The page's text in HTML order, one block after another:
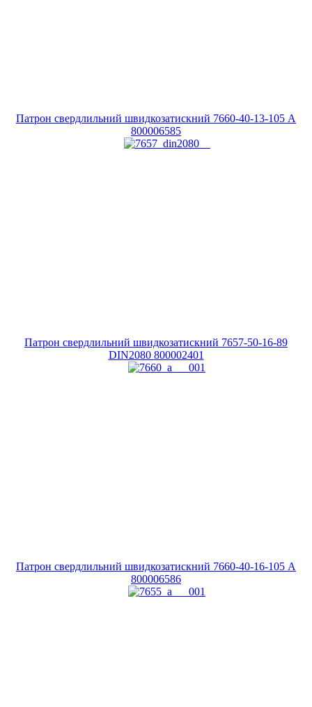
Патрон свердлильний швидкозатискний 7660-40-13-105 A
800006585
Патрон свердлильний швидкозатискний 7657-50-16-89
DIN2080 800002401
Патрон свердлильний швидкозатискний 7660-40-16-105 A
800006586